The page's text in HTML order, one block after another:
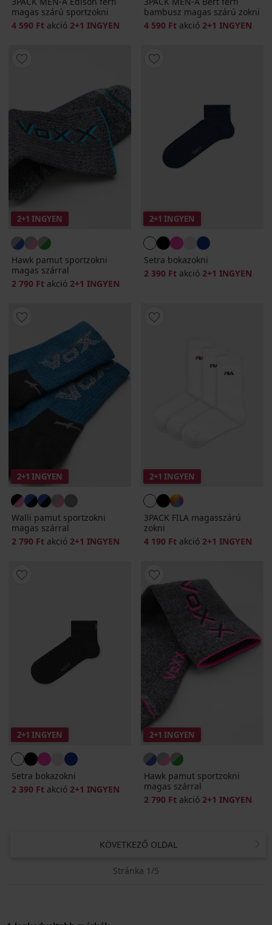
magas szárú sportzokni
4 590 Ft akció 2+1 INGYEN
bambusz magas szárú zokni
4 590 Ft akció 2+1 INGYEN
2+1 INGYEN
Hawk pamut sportzokni
magas szárral
2 790 Ft akció 2+1 INGYEN
2+1 INGYEN
Setra bokazokni
2 390 Ft akció 2+1 INGYEN
2+1 INGYEN
Walli pamut sportzokni
magas szárral
2 790 Ft akció 2+1 INGYEN
2+1 INGYEN
3PACK FILA magasszárú
zokni
4 190 Ft akció 2+1 INGYEN
2+1 INGYEN
Setra bokazokni
2 390 Ft akció 2+1 INGYEN
2+1 INGYEN
Hawk pamut sportzokni
magas szárral
2 790 Ft akció 2+1 INGYEN
KÖVETKEZŐ OLDAL
Stránka 1/5